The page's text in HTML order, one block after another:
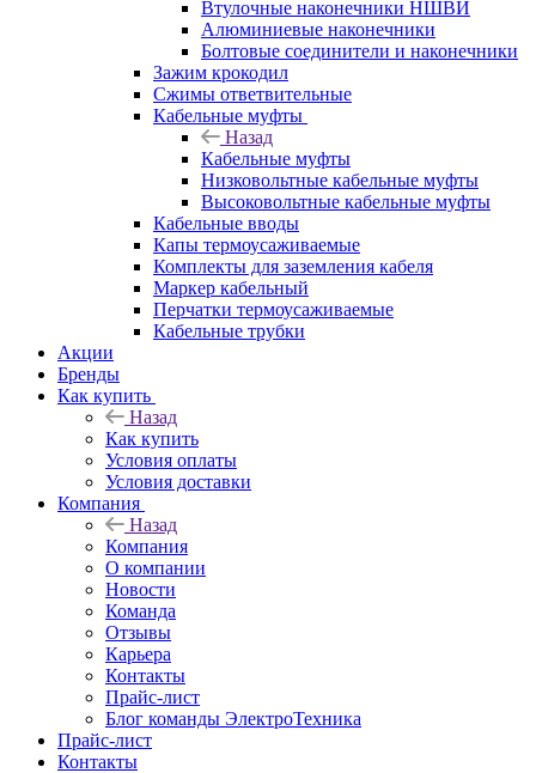
Втулочные наконечники НШВИ
Алюминиевые наконечники
Болтовые соединители и наконечники
Зажим крокодил
Сжимы ответвительные
Кабельные муфты
Назад
Кабельные муфты
Низковольтные кабельные муфты
Высоковольтные кабельные муфты
Кабельные вводы
Капы термоусаживаемые
Комплекты для заземления кабеля
Маркер кабельный
Перчатки термоусаживаемые
Кабельные трубки
Акции
Бренды
Как купить
Назад
Как купить
Условия оплаты
Условия доставки
Компания
Назад
Компания
О компании
Новости
Команда
Отзывы
Карьера
Контакты
Прайс-лист
Блог команды ЭлектроТехника
Прайс-лист
Контакты